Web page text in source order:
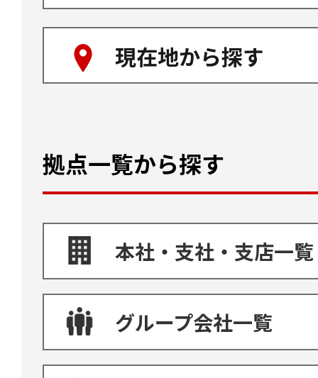
現在地から探す
拠点一覧から探す
本社・支社・支店一覧
グループ会社一覧